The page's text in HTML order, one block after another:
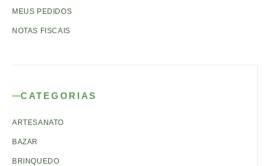
MEUS PEDIDOS
NOTAS FISCAIS
CATEGORIAS
ARTESANATO
BAZAR
BRINQUEDO